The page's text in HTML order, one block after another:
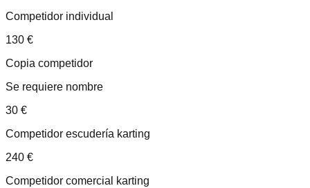
Competidor individual
130 €
Copia competidor
Se requiere nombre
30 €
Competidor escudería karting
240 €
Competidor comercial karting